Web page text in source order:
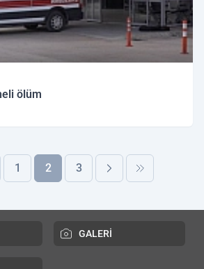
ölüm
1 2 3
GALERİ